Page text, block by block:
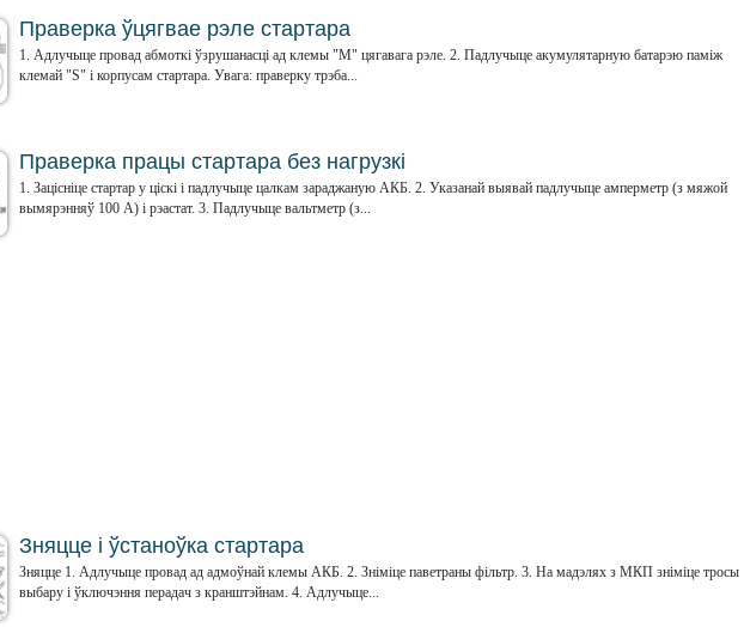
Праверка ўцягвае рэле стартара
1. Адлучыце провад абмоткі ўзрушанасці ад клемы "М" цягавага рэле. 2. Падлучыце акумулятарную батарэю паміж
клемай "S" і корпусам стартара. Увага: праверку трэба...
Праверка працы стартара без нагрузкі
1. Зацісніце стартар у ціскі і падлучыце цалкам зараджаную АКБ. 2. Указанай выявай падлучыце амперметр (з мяжой
вымярэнняў 100 А) і рэастат. 3. Падлучыце вальтметр (з...
Зняцце і ўстаноўка стартара
Зняцце 1. Адлучыце провад ад адмоўнай клемы АКБ. 2. Зніміце паветраны фільтр. 3. На мадэлях з МКП зніміце тросы
выбару і ўключэння перадач з кранштэйнам. 4. Адлучыце...